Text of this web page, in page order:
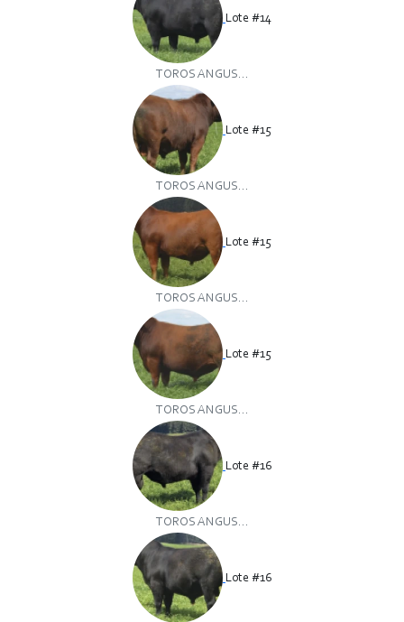
Lote #14
TOROS ANGUS...
Lote #15
TOROS ANGUS...
Lote #15
TOROS ANGUS...
Lote #15
TOROS ANGUS...
Lote #16
TOROS ANGUS...
Lote #16